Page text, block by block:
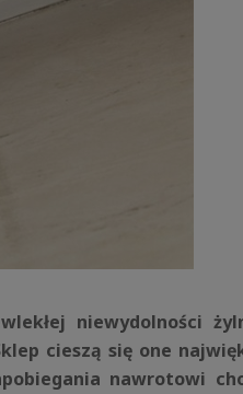
niewydolności
cieszą się one
nawrotowi